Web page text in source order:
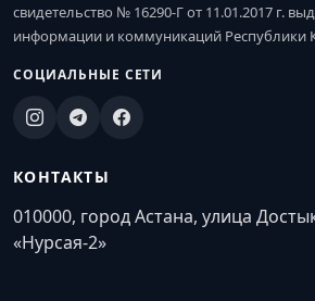
свидетельство № 16290-Г от 11.01.2017 г.
информации и коммуникаций Республики
СОЦИАЛЬНЫЕ СЕТИ
КОНТАКТЫ
010000, город Астана, улица
«Нурсая-2»